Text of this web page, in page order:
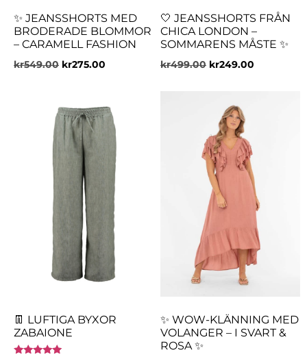
✨ JEANSSHORTS MED
BRODERADE BLOMMOR
– CARAMELL FASHION
kr549.00 kr275.00
🤍 JEANSSHORTS FRÅN
CHICA LONDON –
SOMMARENS MÅSTE ✨
kr499.00 kr249.00
👖 LUFTIGA BYXOR
ZABAIONE
✨ WOW-KLÄNNING MED
VOLANGER – I SVART &
ROSA ✨